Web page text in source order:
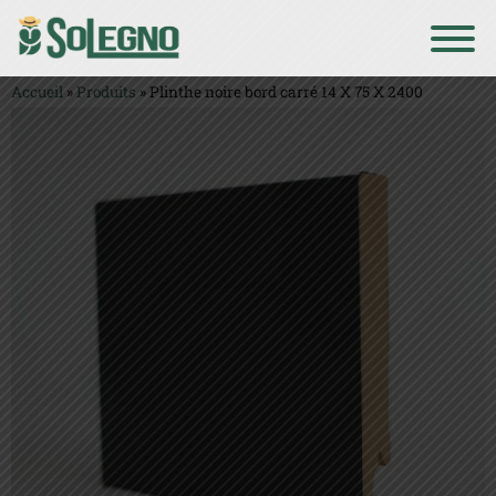
Accueil »Produits »Plinthe noire bord carré 14 X 75 X 2400